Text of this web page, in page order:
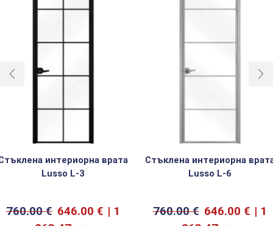
интериорна врата
Lusso L-3
760.00€ 646.00 €
1
Стъклена интериорна
Lusso L-6
760.00€ 646.00 €
1